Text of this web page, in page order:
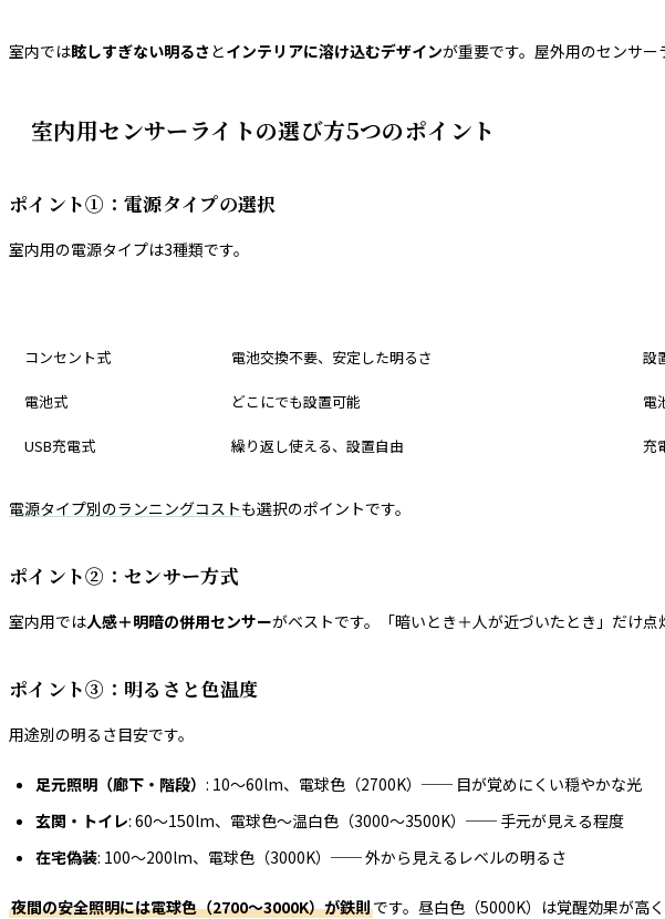
室内では眩しすぎない明るさ とインテリアに溶け込むデザインが重要です。屋外用のセンサ
室内用センサーライトの選び方5つのポイント
ポイント①：電源タイプの選択
室内用の電源タイプは3種類です。
コンセント式 電池交換不要、安定した明るさ 設
電池式 どこにでも設置可能 電
USB充電式 繰り返し使える、設置自由 充
電源タイプ別のランニングコストも選択のポイントです。
ポイント②：センサー方式
室内用では人感＋明暗の併用センサーがベストです。「暗いとき＋人が近づいたとき」だけ
ポイント③：明るさと色温度
用途別の明るさ目安です。
足元照明（廊下・階段） : 10〜60lm、電球色（2700K）── 目が覚めにくい穏やかな光
玄関・トイレ: 60〜150lm、電球色〜温白色（3000〜3500K）── 手元が見える程度
在宅偽装: 100〜200lm、電球色（3000K）── 外から見えるレベルの明るさ
夜間の安全照明には電球色（2700〜3000K）が鉄則です。昼白色（5000K）は覚醒効果が高